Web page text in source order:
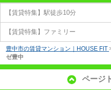
【賃貸特集】駅徒歩10分
【賃貸特集】ファミリー
豊中市の賃貸マンション｜HOUSE FIT
ゼ豊中
ページ